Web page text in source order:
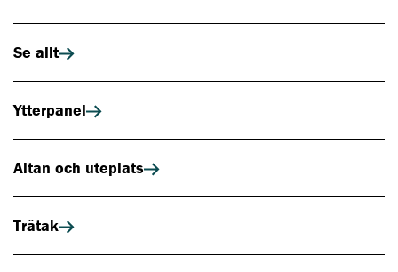
Se allt
Ytterpanel
Altan och uteplats
Trätak